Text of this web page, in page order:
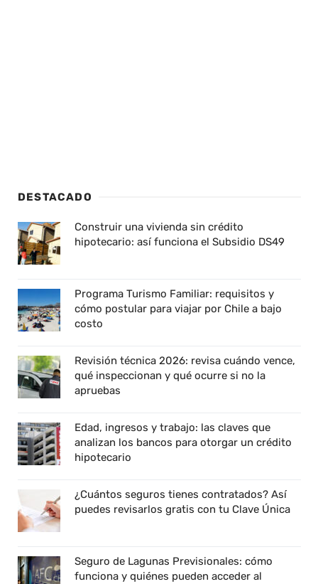
DESTACADO
Construir una vivienda sin crédito
hipotecario: así funciona el Subsidio DS49
Programa Turismo Familiar: requisitos y
cómo postular para viajar por Chile a bajo
costo
Revisión técnica 2026: revisa cuándo vence,
qué inspeccionan y qué ocurre si no la
apruebas
Edad, ingresos y trabajo: las claves que
analizan los bancos para otorgar un crédito
hipotecario
¿Cuántos seguros tienes contratados? Así
puedes revisarlos gratis con tu Clave Única
Seguro de Lagunas Previsionales: cómo
funciona y quiénes pueden acceder al